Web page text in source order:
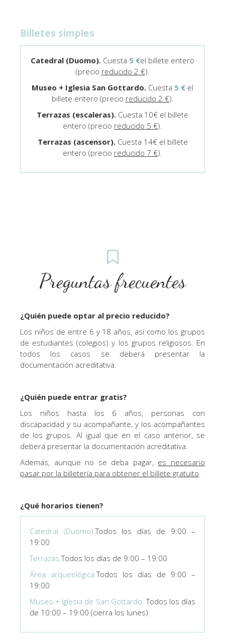
Billetes simples
Catedral (Duomo). Cuesta 5 €el billete entero
(precio reducido 2 €).
Museo + Iglesia San Gottardo. Cuesta 5 € el
billete entero (precio reducido 2 €).
Terrazas (escaleras). Cuesta 10€ el billete
entero (precio reducido 5 €).
Terrazas (ascensor).Cuesta 14€ el billete
entero (precio reducido 7 €).
Preguntas frecuentes
¿Quién puede optar al precio reducido?
Los niños de entre 6 y 18 años, así como los grupos
de estudiantes (colegios) y los grupos religiosos. En
todos los casos se deberá presentar la
documentación acreditativa.
¿Quién puede entrar gratis?
Los niños hasta los 6 años, personas con
discapacidad y su acompañante, y los acompañantes
de los grupos. Al igual que en el caso anterior, se
deberá presentar la documentación acreditativa.
Además, aunque no se deba pagar, es necesario
pasar por la billetería para obtener el billete gratuito
¿Qué horarios tienen?
Catedral (Duomo).Todos los días de 9:00 –
19:00
Terrazas.Todos los días de 9:00 – 19:00
Área arqueológica.Todos los días de 9:00 –
19:00
Museo + Iglesia de San Gottardo. Todos los días
de 10:00 – 19:00 (cierra los lunes)